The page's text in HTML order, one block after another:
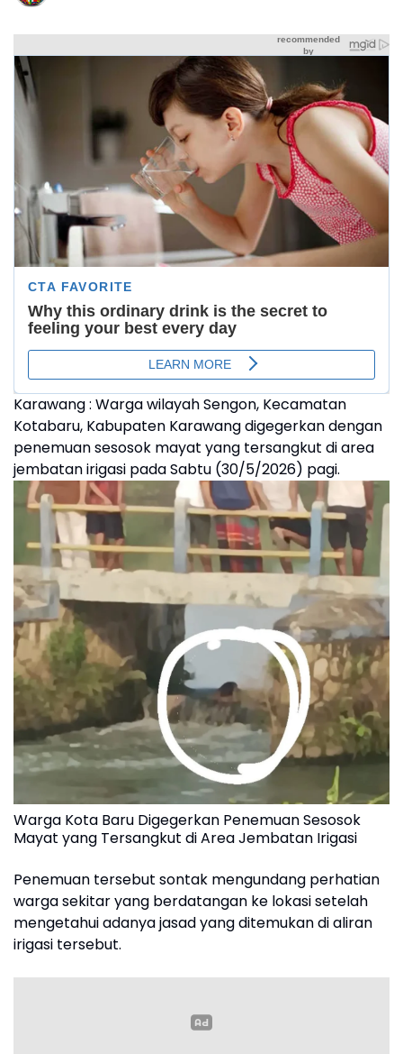
Karawang : Warga wilayah Sengon, Kecamatan
Kotabaru, Kabupaten Karawang digegerkan dengan
penemuan sesosok mayat yang tersangkut di area
jembatan irigasi pada Sabtu (30/5/2026) pagi.
Warga Kota Baru Digegerkan Penemuan Sesosok
Mayat yang Tersangkut di Area Jembatan Irigasi
Penemuan tersebut sontak mengundang perhatian
warga sekitar yang berdatangan ke lokasi setelah
mengetahui adanya jasad yang ditemukan di aliran
irigasi tersebut.